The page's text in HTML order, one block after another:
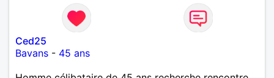
Ced25
Bavans - 45 ans